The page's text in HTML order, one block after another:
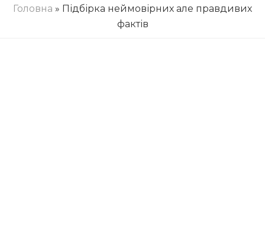
Головна » Підбірка неймовірних але правдивих
фактів